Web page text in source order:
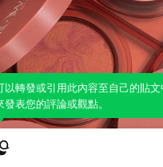
！一鍵引用此內容，透過發布貼
表達個人立場。
以轉發或引用此內容至自己的貼文
發表您的評論或觀點。